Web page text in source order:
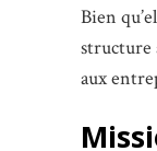
Bien
structure
aux